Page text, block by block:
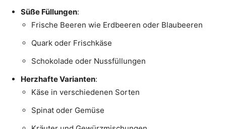
Süße Füllungen:
Frische Beeren wie Erdbeeren oder Blaubeeren
Quark oder Frischkäse
Schokolade oder Nussfüllungen
Herzhafte Varianten:
Käse in verschiedenen Sorten
Spinat oder Gemüse